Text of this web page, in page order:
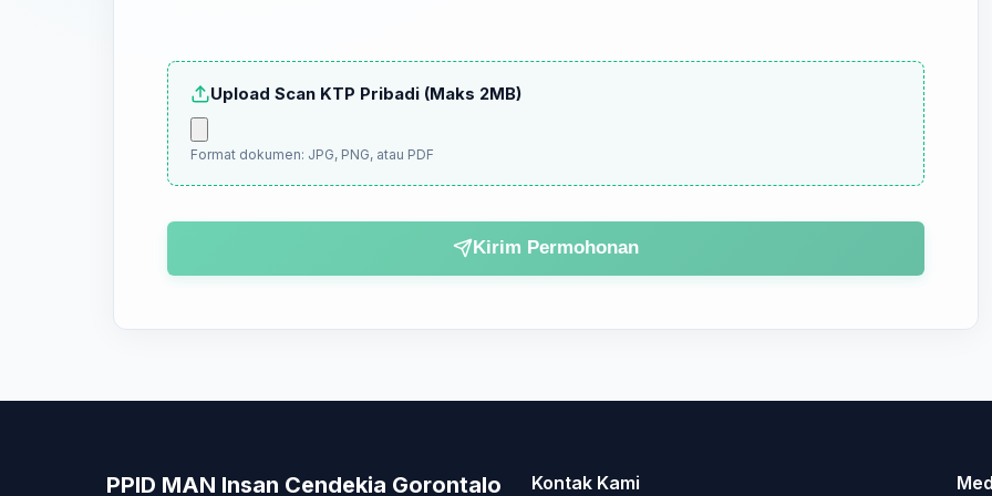
Upload Scan KTP Pribadi (Maks 2MB)
Format dokumen: JPG, PNG, atau PDF
Kirim Permohonan
PPID MAN Insan Cendekia Gorontalo Kontak Kami